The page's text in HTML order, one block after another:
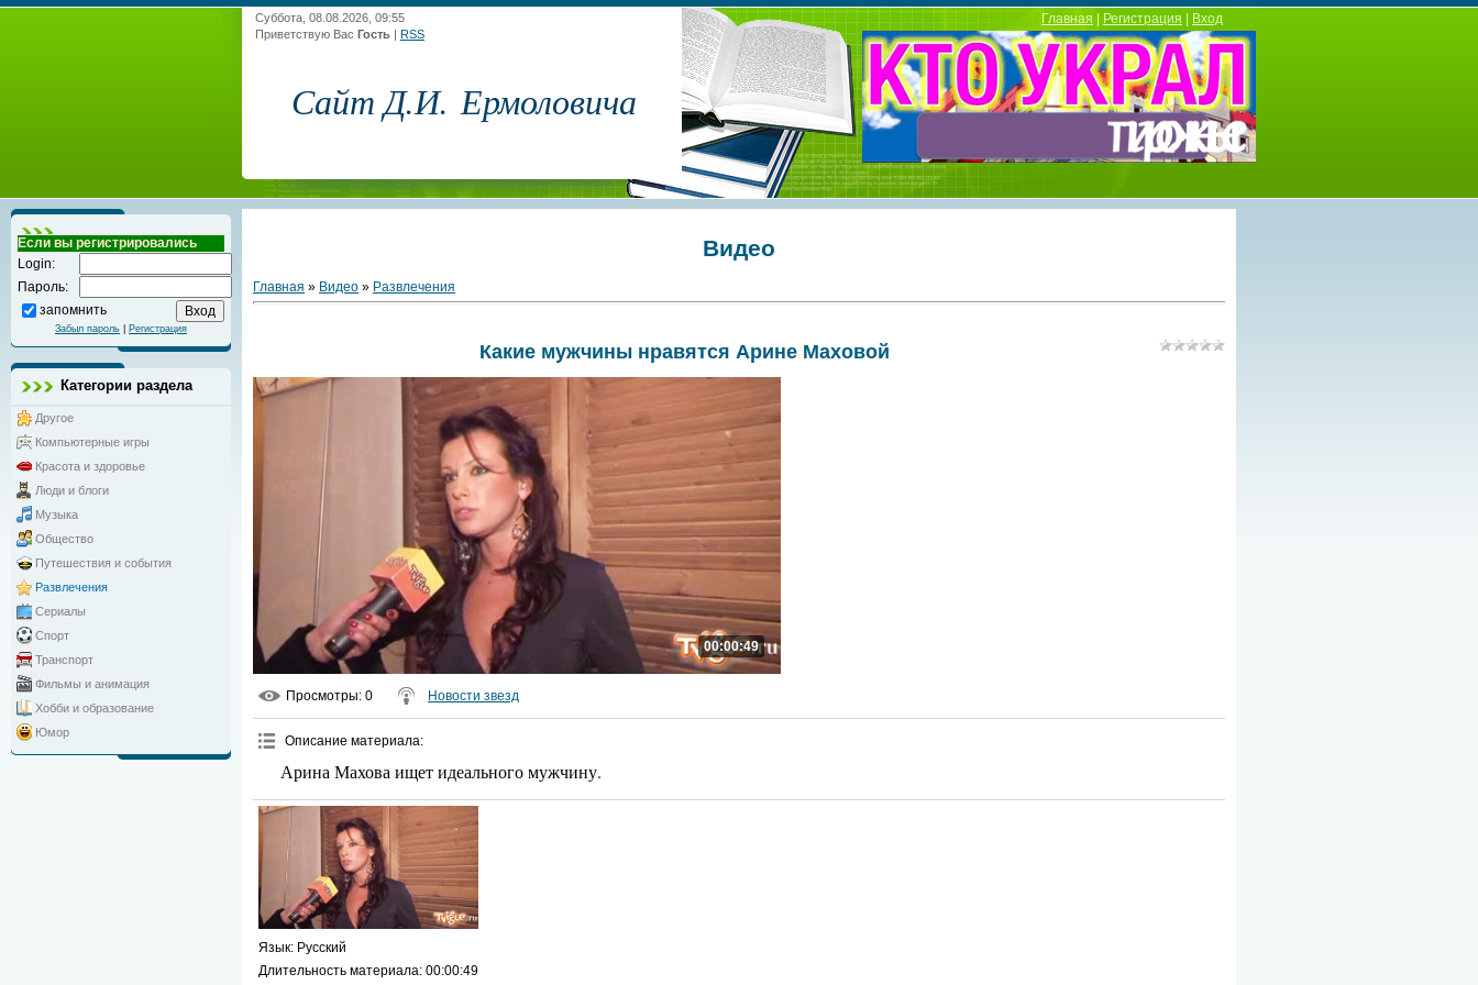
Суббота, 08.08.2026, 09:55
Приветствую Вас Гость | RSS
Сайт Д.И. Ермоловича
Главная Регистрация Вход
Если вы регистрировались
Login:
Пароль:
запомнить
Забыл пароль Регистрация
Категории раздела
Другое
Компьютерные игры
Красота и здоровье
Люди и блоги
Музыка
Общество
Путешествия и события
Развлечения
Сериалы
Спорт
Транспорт
Фильмы и анимация
Хобби и образование
Юмор
Видео
Главная » Видео » Развлечения
Какие мужчины нравятся Арине Маховой
00:00:49
Просмотры: 0 Новости звезд
Описание материала:
Арина Махова ищет идеального мужчину.
Язык: Русский
Длительность материала: 00:00:49